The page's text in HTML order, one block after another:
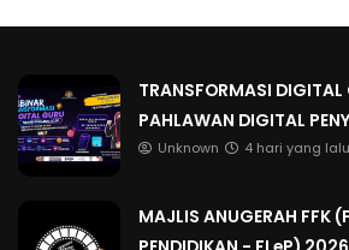
TRANSFORMASI DIGITAL
PAHLAWAN DIGITAL
Unknown 4 hari yang lalu
MAJLIS ANUGERAH FFK